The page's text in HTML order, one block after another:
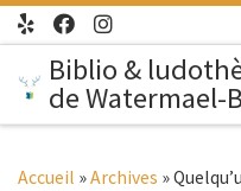
Passer au contenu
Biblio &
de
Accueil »Archives »